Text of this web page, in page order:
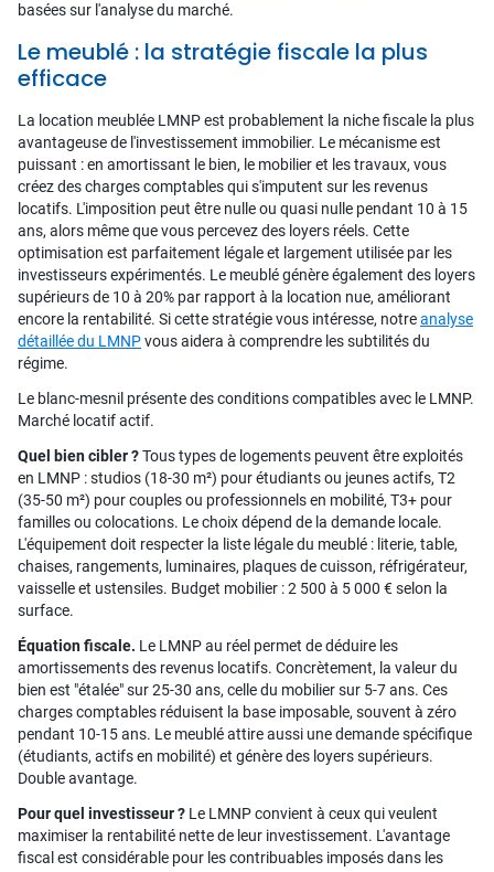
basées sur l'analyse du marché.
Le meublé : la stratégie fiscale la plus
efficace
La location meublée LMNP est probablement la niche fiscale la plus
avantageuse de l'investissement immobilier. Le mécanisme est
puissant : en amortissant le bien, le mobilier et les travaux, vous
créez des charges comptables qui s'imputent sur les revenus
locatifs. L'imposition peut être nulle ou quasi nulle pendant 10 à 15
ans, alors même que vous percevez des loyers réels. Cette
optimisation est parfaitement légale et largement utilisée par les
investisseurs expérimentés. Le meublé génère également des loyers
supérieurs de 10 à 20% par rapport à la location nue, améliorant
encore la rentabilité. Si cette stratégie vous intéresse, notreanalyse
détaillée du LMNPvous aidera à comprendre les subtilités du
régime.
Le blanc-mesnil présente des conditions compatibles avec le LMNP.
Marché locatif actif.
Quel bien cibler ?Tous types de logements peuvent être exploités
en LMNP : studios (18-30 m²) pour étudiants ou jeunes actifs, T2
(35-50 m²) pour couples ou professionnels en mobilité, T3+ pour
familles ou colocations. Le choix dépend de la demande locale.
L'équipement doit respecter la liste légale du meublé : literie, table,
chaises, rangements, luminaires, plaques de cuisson, réfrigérateur,
vaisselle et ustensiles. Budget mobilier : 2 500 à 5 000 € selon la
surface.
Équation fiscale. Le LMNP au réel permet de déduire les
amortissements des revenus locatifs. Concrètement, la valeur du
bien est "étalée" sur 25-30 ans, celle du mobilier sur 5-7 ans. Ces
charges comptables réduisent la base imposable, souvent à zéro
pendant 10-15 ans. Le meublé attire aussi une demande spécifique
(étudiants, actifs en mobilité) et génère des loyers supérieurs.
Double avantage.
Pour quel investisseur ? Le LMNP convient à ceux qui veulent
maximiser la rentabilité nette de leur investissement. L'avantage
fiscal est considérable pour les contribuables imposés dans les